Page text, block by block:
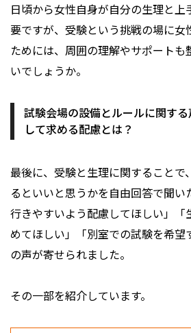
日頃から女性自身が自分の生理と
要ですが、受験という挑戦の場に女
ためには、周囲の理解やサポートも
いでしょうか。
試験会場の設備とルールに関す
して求める配慮とは？
最後に、受験と生理に関することで
るといいと思うかを自由回答で聞い
行きやすいよう配慮してほしい」「
めてほしい」「別室での試験を希望
の声が寄せられました。
その一部を紹介しています。